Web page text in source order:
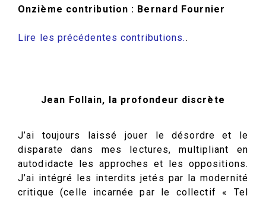
Onzième contribution : Bernard Fournier
Lire les précédentes contributions. .
Jean Follain, la profondeur discrète
J’ai toujours laissé jouer le désordre et le
disparate dans mes lectures, multipliant en
autodidacte les approches et les oppositions.
J’ai intégré les interdits jetés par la modernité
critique (celle incarnée par le collectif « Tel